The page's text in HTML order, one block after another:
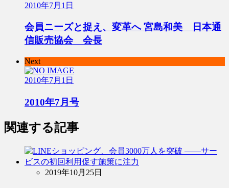
2010年7月1日
会員ニーズと捉え、変革へ 宮島和美 日本通
信販売協会 会長
Next
2010年7月1日
2010年7月号
関連する記事
2019年10月25日